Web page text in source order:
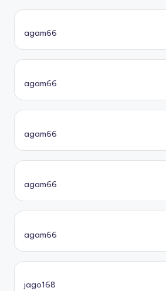
agam66
agam66
agam66
agam66
agam66
jago168